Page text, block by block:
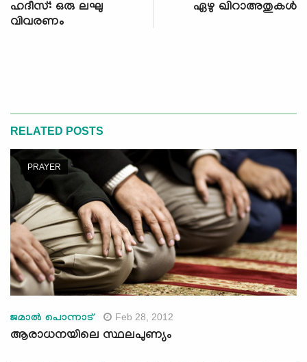
ഹദീസ്: ഒരു ലഘു
വിവരണം
ഏഴു ഖിറാഅതുകള്‍
RELATED POSTS
PRAYER
ജമാല്‍ പൊന്നാട് Feb 28, 2012
ആരാധനയിലെ സ്ഥലപുണ്യം